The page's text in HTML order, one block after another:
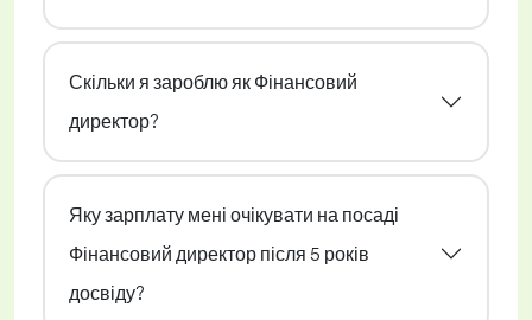
Скільки я зароблю як Фінансовий
директор?
Яку зарплату мені очікувати на посаді
Фінансовий директор після 5 років
досвіду?